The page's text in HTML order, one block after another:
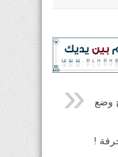
وضع
!